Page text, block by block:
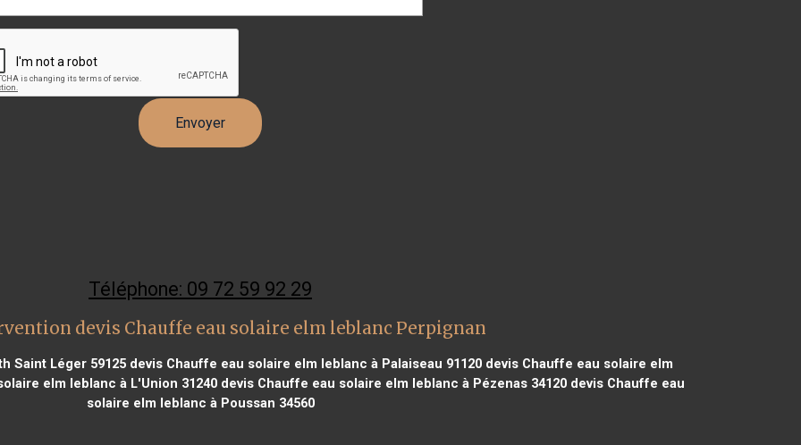
Téléphone: 09 72 59 92 29
devis Chauffe eau solaire elm leblanc Perpignan
Saint Léger 59125devis Chauffe eau solaire elm leblanc à Palaiseau 91120devis Chauffe eau solaire elm
elm leblanc à L'Union 31240devis Chauffe eau solaire elm leblanc à Pézenas 34120devis Chauffe eau
solaire elm leblanc à Poussan 34560